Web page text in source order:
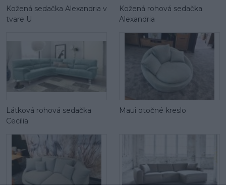
Kožená sedačka Alexandria v
tvare U
Kožená rohová sedačka
Alexandria
Látková rohová sedačka
Cecilia
Maui otočné kreslo